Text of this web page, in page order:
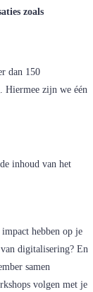
zoals
dan 150
Hiermee zijn we één
inhoud van het
hebben op je
digitalisering? En
samen
volgen met je